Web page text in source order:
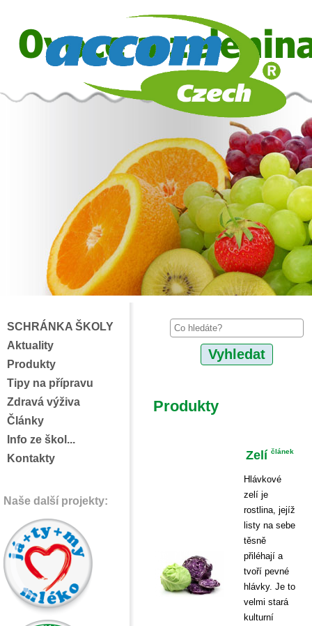
SCHRÁNKA ŠKOLY
Aktuality
Produkty
Tipy na přípravu
Zdravá výživa
Články
Info ze škol...
Kontakty
Naše další projekty:
Produkty
Zelí článek
Hlávkové
zelí je
rostlina, jejíž
listy na sebe
těsně
přiléhají a
tvoří pevné
hlávky. Je to
velmi stará
kulturní